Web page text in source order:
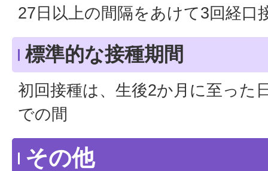
27日以上の間隔をあけて3回経口
標準的な接種期間
初回接種は、生後2か月に至った
での間
その他